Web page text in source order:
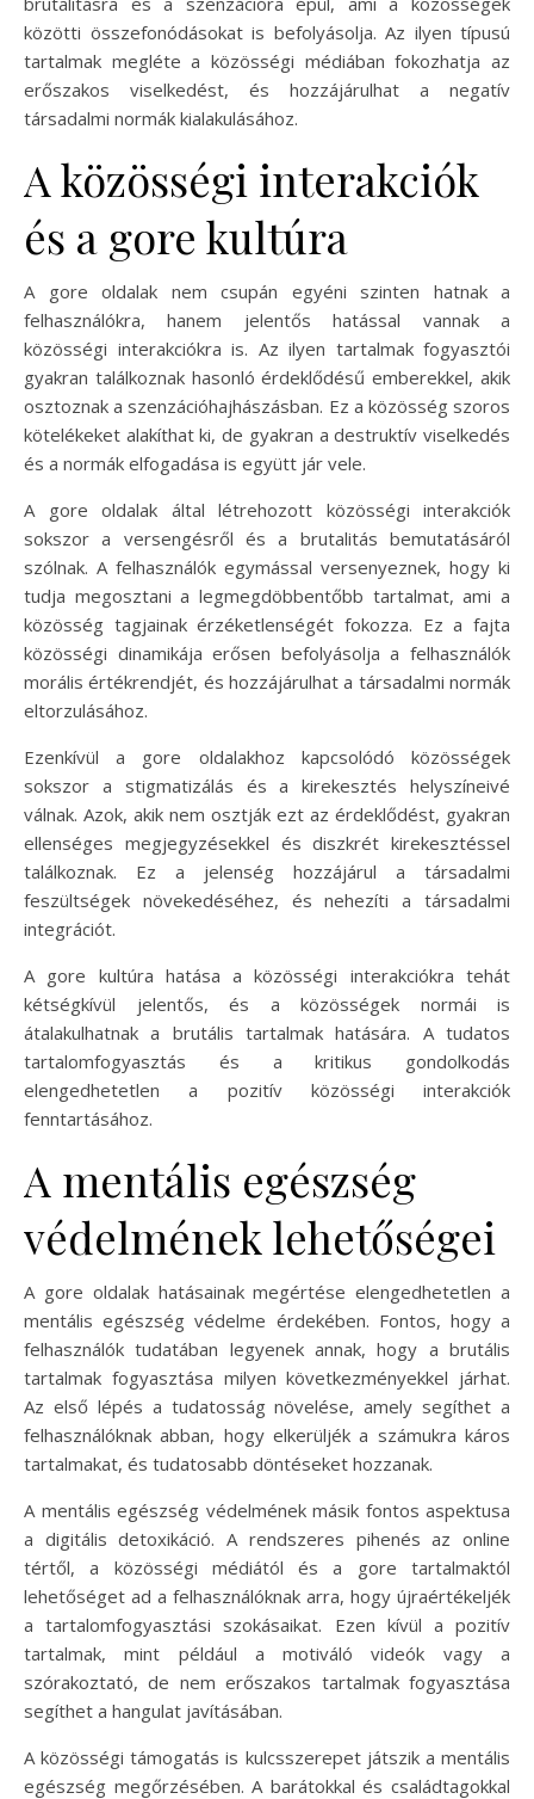
közötti összefonódásokat is befolyásolja. Az ilyen típusú
tartalmak megléte a közösségi médiában fokozhatja az
erőszakos viselkedést, és hozzájárulhat a negatív
társadalmi normák kialakulásához.
A közösségi interakciók
és a gore kultúra
A gore oldalak nem csupán egyéni szinten hatnak a
felhasználókra, hanem jelentős hatással vannak a
közösségi interakciókra is. Az ilyen tartalmak fogyasztói
gyakran találkoznak hasonló érdeklődésű emberekkel, akik
osztoznak a szenzációhajhászásban. Ez a közösség szoros
kötelékeket alakíthat ki, de gyakran a destruktív viselkedés
és a normák elfogadása is együtt jár vele.
A gore oldalak által létrehozott közösségi interakciók
sokszor a versengésről és a brutalitás bemutatásáról
szólnak. A felhasználók egymással versenyeznek, hogy ki
tudja megosztani a legmegdöbbentőbb tartalmat, ami a
közösség tagjainak érzéketlenségét fokozza. Ez a fajta
közösségi dinamikája erősen befolyásolja a felhasználók
morális értékrendjét, és hozzájárulhat a társadalmi normák
eltorzulásához.
Ezenkívül a gore oldalakhoz kapcsolódó közösségek
sokszor a stigmatizálás és a kirekesztés helyszíneivé
válnak. Azok, akik nem osztják ezt az érdeklődést, gyakran
ellenséges megjegyzésekkel és diszkrét kirekesztéssel
találkoznak. Ez a jelenség hozzájárul a társadalmi
feszültségek növekedéséhez, és nehezíti a társadalmi
integrációt.
A gore kultúra hatása a közösségi interakciókra tehát
kétségkívül jelentős, és a közösségek normái is
átalakulhatnak a brutális tartalmak hatására. A tudatos
tartalomfogyasztás és a kritikus gondolkodás
elengedhetetlen a pozitív közösségi interakciók
fenntartásához.
A mentális egészség
védelmének lehetőségei
A gore oldalak hatásainak megértése elengedhetetlen a
mentális egészség védelme érdekében. Fontos, hogy a
felhasználók tudatában legyenek annak, hogy a brutális
tartalmak fogyasztása milyen következményekkel járhat.
Az első lépés a tudatosság növelése, amely segíthet a
felhasználóknak abban, hogy elkerüljék a számukra káros
tartalmakat, és tudatosabb döntéseket hozzanak.
A mentális egészség védelmének másik fontos aspektusa
a digitális detoxikáció. A rendszeres pihenés az online
tértől, a közösségi médiától és a gore tartalmaktól
lehetőséget ad a felhasználóknak arra, hogy újraértékeljék
a tartalomfogyasztási szokásaikat. Ezen kívül a pozitív
tartalmak, mint például a motiváló videók vagy a
szórakoztató, de nem erőszakos tartalmak fogyasztása
segíthet a hangulat javításában.
A közösségi támogatás is kulcsszerepet játszik a mentális
egészség megőrzésében. A barátokkal és családtagokkal